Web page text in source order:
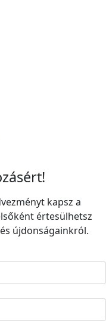
kapsz a
értesülhetsz
újdonságainkról.